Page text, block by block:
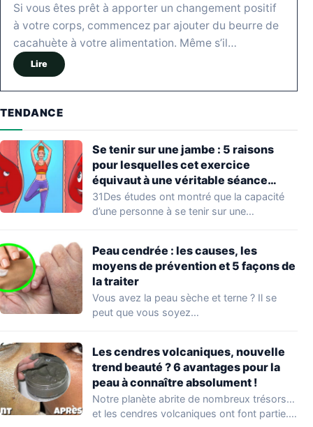
Si vous êtes prêt à apporter un changement positif
à votre corps, commencez par ajouter du beurre de
cacahuète à votre alimentation. Même s’il…
Lire
TENDANCE
Se tenir sur une jambe : 5 raisons
pour lesquelles cet exercice
équivaut à une véritable séance
d’entraînement
31Des études ont montré que la capacité
d’une personne à se tenir sur une…
Peau cendrée : les causes, les
moyens de prévention et 5 façons de
la traiter
Vous avez la peau sèche et terne ? Il se
peut que vous soyez…
Les cendres volcaniques, nouvelle
trend beauté ? 6 avantages pour la
peau à connaître absolument !
Notre planète abrite de nombreux trésors…
et les cendres volcaniques ont font partie.